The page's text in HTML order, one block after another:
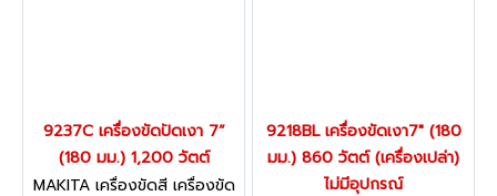
9237C เครื่องขัดปัดเงา 7”
(180 มม.) 1,200 วัตต์
MAKITA เครื่องขัดสี เครื่องขัด
9218BL เครื่องขัดเงา7" (180
มม.) 860 วัตต์ (เครื่องเปล่า)
ไม่มีอุปกรณ์